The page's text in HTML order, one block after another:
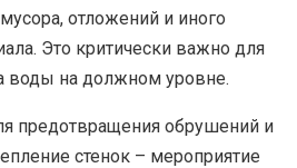
отложений и иного
Это критически важно для
воды на должном уровне.
предотвращения обрушений и
стенок – мероприятие